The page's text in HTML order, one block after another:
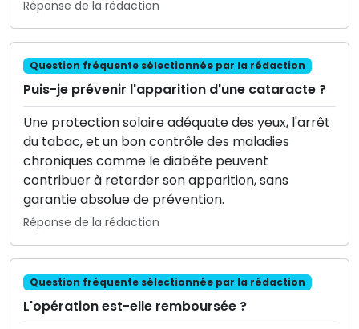
Réponse de la rédaction
Question fréquente sélectionnée par la rédaction
Puis-je prévenir l'apparition d'une cataracte ?
Une protection solaire adéquate des yeux, l'arrêt
du tabac, et un bon contrôle des maladies
chroniques comme le diabète peuvent
contribuer à retarder son apparition, sans
garantie absolue de prévention.
Réponse de la rédaction
Question fréquente sélectionnée par la rédaction
L'opération est-elle remboursée ?